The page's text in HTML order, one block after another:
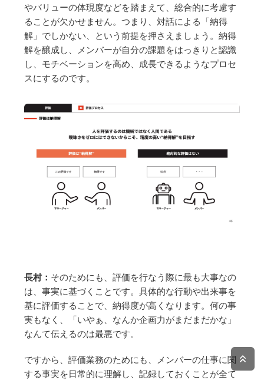
やバリューの体現度などを踏まえて、総合的に考慮す
ることが欠かせません。つまり、対話による「納得
解」でしかない、という前提を押さえましょう。納得
解を醸成し、メンバーが自分の課題をはっきりと認識
し、モチベーションを高め、成長できるようなプロセ
スにするのです。
長村： そのためにも、評価を行なう際に最も大事なの
は、事実に基づくことです。具体的な行動や出来事を
基に評価することで、納得度が高くなります。何の事
実もなく、「いやぁ、なんか企画力がまだまだかな」
なんて伝えるのは最悪です。
ですから、評価業務のためにも、メンバーの仕事に関
する事実を日常的に理解し、記録しておくことが全て